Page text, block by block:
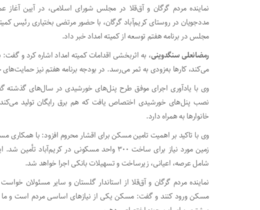
مددجویان در روستای کریم‌آباد گرگان، با حضور مرتضی بختیاری رئیس
مجلس در برنامه هفتم توسعه از کمیته امداد خبر داد.
رمضانعلی سنگدوینی، به اثربخشی اقدامات کمیته امداد اشاره کرد و
می‌کند، کارها به‌زودی به ثمر می‌رسد. در بودجه برنامه هفتم نیز
خانوارها به همراه دارد.
وی با تاکید بر اهمیت تامین مسکن برای اقشار محروم افزود: با همکاری
شامل عرصه، اعیانی، زیرساخت و تسهیلات بانکی اجرا خواهد شد.
نماینده مردم گرگان و آق‌قلا از استاندار گلستان و سایر مسئولان
مسکن ورود کنند و گفت: مسکن یکی از نیازهای اساسی مردم است و ما